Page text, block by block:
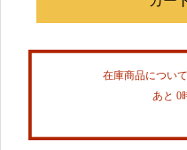
在庫商品につい
あと 0